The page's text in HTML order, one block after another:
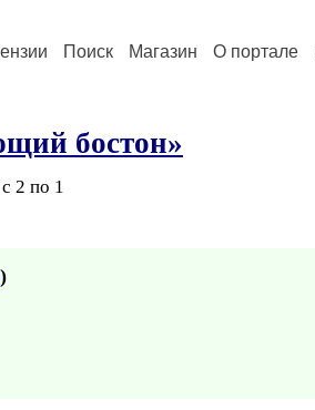
Поиск Магазин О портале
бостон»
2 по 1
)